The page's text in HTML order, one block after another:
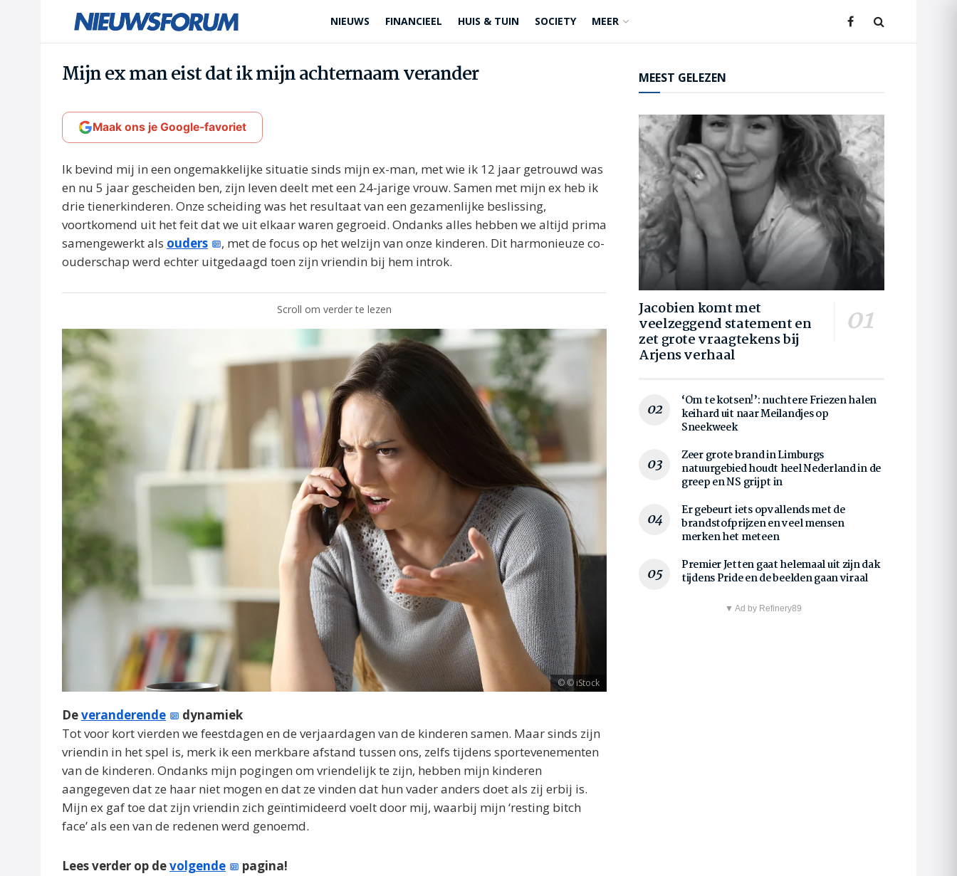
NIEUWS FINANCIEEL HUIS & TUIN SOCIETY MEER
Mijn ex man eist dat ik mijn achternaam verander
Maak ons je Google-favoriet
Ik bevind mij in een ongemakkelijke situatie sinds mijn ex-man, met wie ik 12 jaar getrouwd was
en nu 5 jaar gescheiden ben, zijn leven deelt met een 24-jarige vrouw. Samen met mijn ex heb ik
drie tienerkinderen. Onze scheiding was het resultaat van een gezamenlijke beslissing,
voortkomend uit het feit dat we uit elkaar waren gegroeid. Ondanks alles hebben we altijd prima
samengewerkt als ouders
, met de focus op het welzijn van onze kinderen. Dit harmonieuze co-
ouderschap werd echter uitgedaagd toen zijn vriendin bij hem introk.
Scroll om verder te lezen
© iStock
Deveranderende
dynamiek
Tot voor kort vierden we feestdagen en de verjaardagen van de kinderen samen. Maar sinds zijn
vriendin in het spel is, merk ik een merkbare afstand tussen ons, zelfs tijdens sportevenementen
van de kinderen. Ondanks mijn pogingen om vriendelijk te zijn, hebben mijn kinderen
aangegeven dat ze haar niet mogen en dat ze vinden dat hun vader anders doet als zij erbij is.
Mijn ex gaf toe dat zijn vriendin zich geïntimideerd voelt door mij, waarbij mijn ‘resting bitch
face’ als een van de redenen werd genoemd.
Lees verder op devolgende pagina!
MEEST GELEZEN
Jacobien komt met
veelzeggend statement en
zet grote vraagtekens bij
Arjens verhaal
‘Om te kotsen!’: nuchtere Friezen halen
keihard uit naar Meilandjes op
Sneekweek
Zeer grote brand in Limburgs
natuurgebied houdt heel Nederland in de
greep en NS grijpt in
Er gebeurt iets opvallends met de
brandstofprijzen en veel mensen
merken het meteen
Premier Jetten gaat helemaal uit zijn dak
tijdens Pride en de beelden gaan viraal
▼ Ad by Refinery89